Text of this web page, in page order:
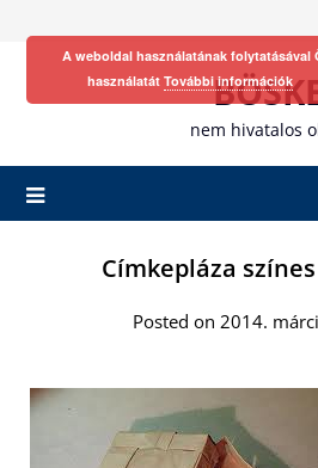
nem hivatalos
Címkepláza
Posted on 2014.
A weboldal használatának folytatásával
használatát További információk